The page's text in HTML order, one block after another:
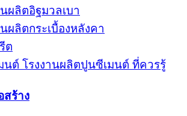
ผลิตอิฐมวลเบา
ผลิตกระเบื้องหลังคา
ต
นต์ โรงงานผลิตปูนซีเมนต์ ที่ควรรู้
สร้าง